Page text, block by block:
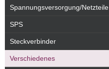
Spannungsversorgung/Netzteile
SPS
Steckverbinder
Verschiedenes